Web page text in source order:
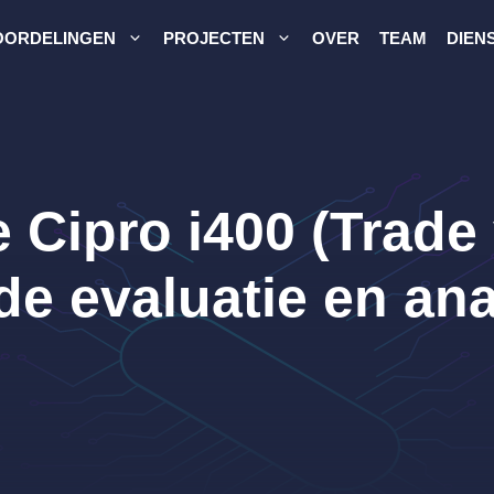
PROJECTEN OVER TEAM
Cipro i400
evaluatie en